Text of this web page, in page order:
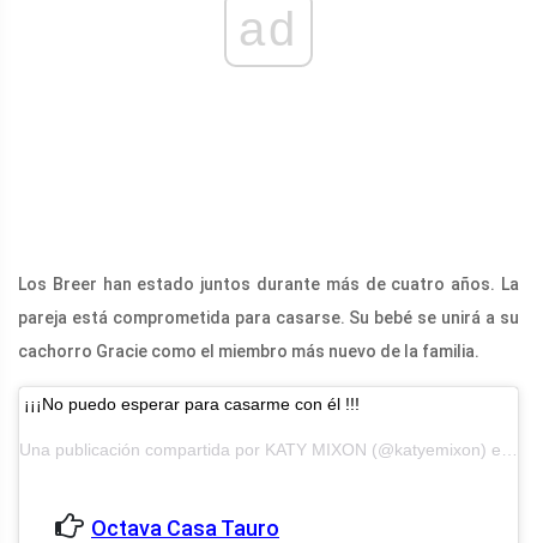
ad
Los Breer han estado juntos durante más de cuatro años. La
pareja está comprometida para casarse. Su bebé se unirá a su
cachorro Gracie como el miembro más nuevo de la familia.
¡¡¡No puedo esperar para casarme con él !!!
Octava Casa Tauro